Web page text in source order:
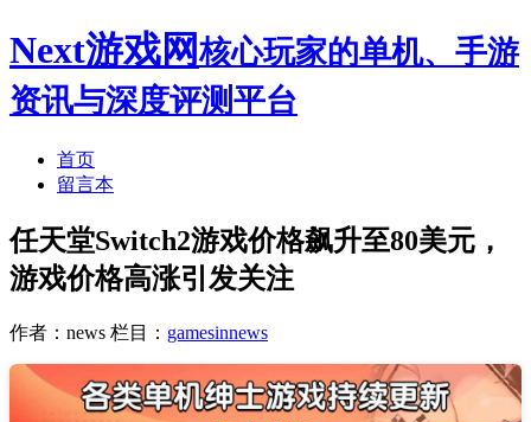
Next游戏网核心玩家的单机、手游
资讯与深度评测平台
首页
留言本
任天堂Switch2游戏价格飙升至80美元，
游戏价格高涨引发关注
作者：news 栏目： gamesinnews